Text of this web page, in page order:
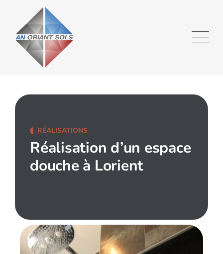
RÉALISATIONS
Réalisation d’un espace
douche à Lorient